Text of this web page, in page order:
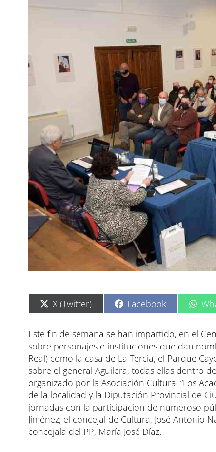
C
o
p
a
r
t
i
r
e
n
X (Twitter) C
o
p
a
r
t
r
e
n
Facebook C
o
p
a
r
t
i
r
e
n
Este fin de semana se han impartido, en el
sobre personajes e instituciones que dan
Real) como la casa de La Tercia, el Parque
sobre el general Aguilera, todas ellas dentro
organizado por la Asociación Cultural “Los
de la localidad y la Diputación Provincial de
jornadas con la participación de numeroso
Jiménez; el concejal de Cultura, José Antonio
concejala del PP, María José Díaz.